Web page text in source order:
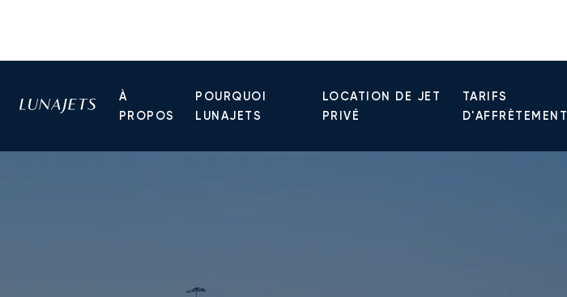
À
PROPOS
POURQUOI
LUNAJETS
LOCATION DE JET
PRIVÉ
TARIFS
D'AFFRÈTEMENT